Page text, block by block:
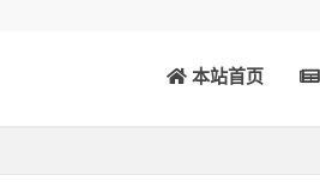
本站首页